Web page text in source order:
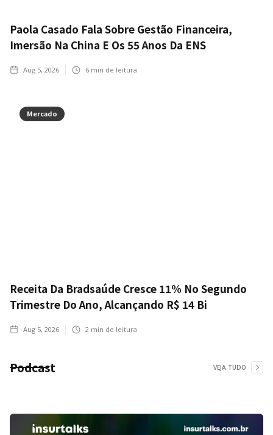
Paola Casado Fala Sobre Gestão Financeira,
Imersão Na China E Os 55 Anos Da ENS
Aug 5, 2026 6 min de leitura
Mercado
Receita Da Bradsaúde Cresce 11% No Segundo
Trimestre Do Ano, Alcançando R$ 14 Bi
Aug 5, 2026 2 min de leitura
Podcast VEJA TUDO